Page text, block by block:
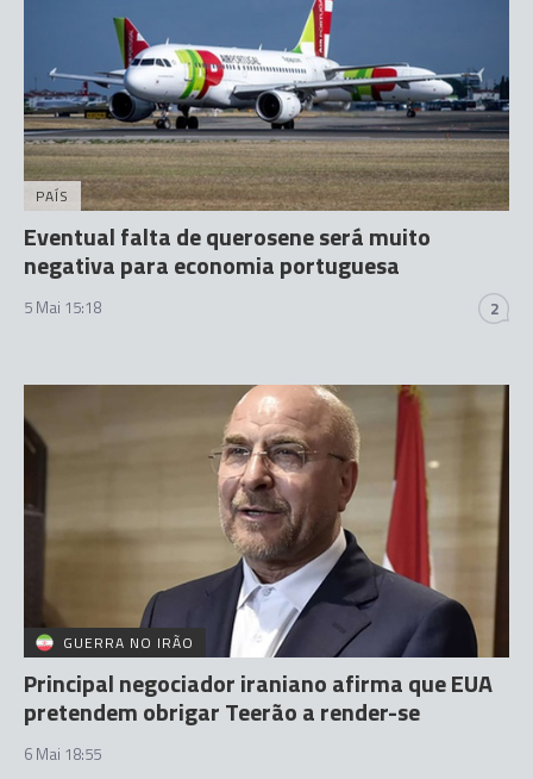
PAÍS
Eventual falta de querosene será muito
negativa para economia portuguesa
5 Mai 15:18 2
GUERRA NO IRÃO
Principal negociador iraniano afirma que EUA
pretendem obrigar Teerão a render-se
6 Mai 18:55